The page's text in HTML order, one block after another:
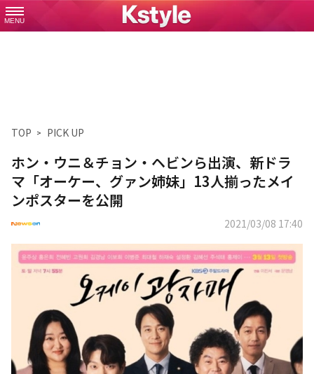
MENU
TOP PICK UP
ホン・ウニ＆チョン・ヘビンら出演、新ドラ
マ「オーケー、グァン姉妹」13人揃ったメイ
ンポスターを公開
2021/03/08 17:40